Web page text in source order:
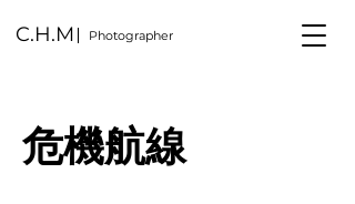
C.H.M Photographer
危機航線